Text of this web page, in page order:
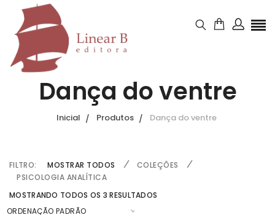
Dança do ventre
Inicial Produtos Dança do ventre
FILTRO: MOSTRAR TODOS
COLEÇÕES
PSICOLOGIA ANALÍTICA
MOSTRANDO TODOS OS 3 RESULTADOS